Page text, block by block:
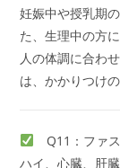
妊娠中や授乳期
た、生理中の方
人の体調に合わ
は、かかりつけ
Q11：ファ
ハイ、心臓、肝